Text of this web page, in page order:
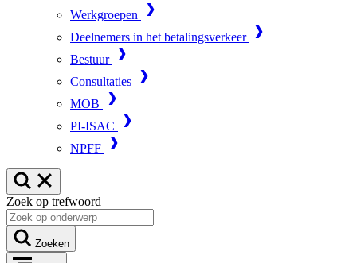
Werkgroepen
Deelnemers in het betalingsverkeer
Bestuur
Consultaties
MOB
PI-ISAC
NPFF
Zoek op trefwoord
Zoeken